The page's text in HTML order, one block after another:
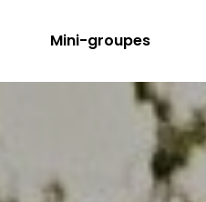
Mini-groupes